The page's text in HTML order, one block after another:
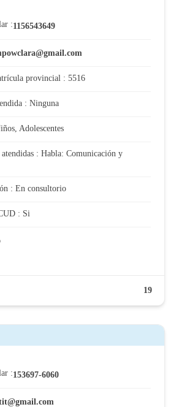
:1156543649
provincial : 5516
: Ninguna
Adolescentes
atendidas : Habla: Comunicación y
: En consultorio
: Si
19
:153697-6060